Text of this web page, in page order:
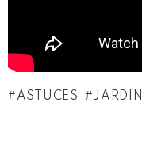
ASTUCES JARDIN